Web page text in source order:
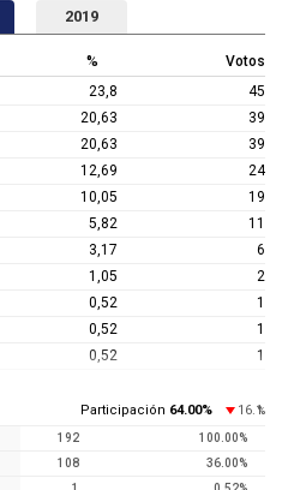
2019
% Votos
23,8 45
20,63 39
20,63 39
12,69 24
10,05 19
5,82 11
3,17 6
1,05 2
0,52 1
0,52 1
0,52 1
Participación 64.00% 16.1%
192 100.00%
108 36.00%